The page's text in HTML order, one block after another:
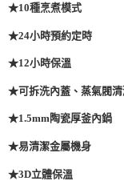
５．嚴禁一人註冊多個
恩沛科技股份有限公司
★10種烹煮模式
★24小時預約定時
★12小時保溫
★可拆洗內蓋、蒸氣閥清
★1.5mm陶瓷厚釜內鍋
★易清潔金屬機身
★3D立體保溫